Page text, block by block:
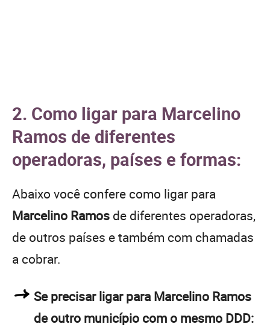
2. Como ligar para Marcelino
Ramos de diferentes
operadoras, países e formas:
Abaixo você confere como ligar para
Marcelino Ramos de diferentes operadoras,
de outros países e também com chamadas
a cobrar.
Se precisar ligar para Marcelino Ramos
de outro município com o mesmo DDD: